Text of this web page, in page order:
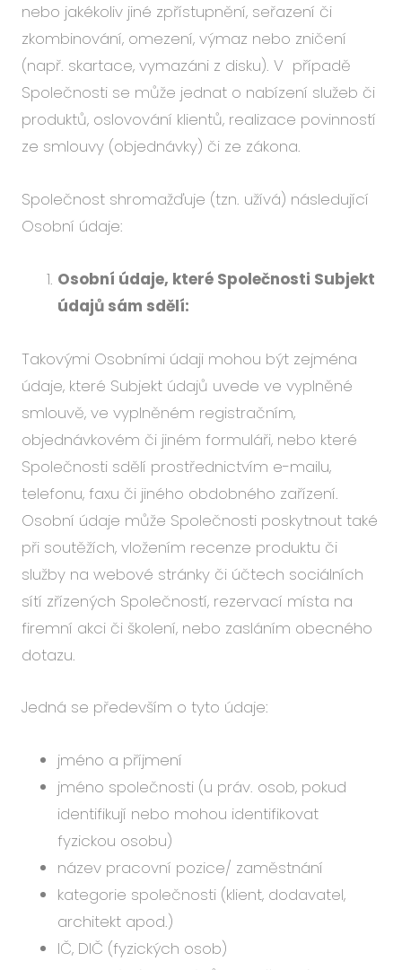
nebo jakékoliv jiné zpřístupnění, seřazení či
zkombinování, omezení, výmaz nebo zničení
(např. skartace, vymazáni z disku). V případě
Společnosti se může jednat o nabízení služeb či
produktů, oslovování klientů, realizace povinností
ze smlouvy (objednávky) či ze zákona.
Společnost shromažďuje (tzn. užívá) následující
Osobní údaje:
Osobní údaje, které Společnosti Subjekt
údajů sám sdělí:
Takovými Osobními údaji mohou být zejména
údaje, které Subjekt údajů uvede ve vyplněné
smlouvě, ve vyplněném registračním,
objednávkovém či jiném formuláři, nebo které
Společnosti sdělí prostřednictvím e-mailu,
telefonu, faxu či jiného obdobného zařízení.
Osobní údaje může Společnosti poskytnout také
při soutěžích, vložením recenze produktu či
služby na webové stránky či účtech sociálních
sítí zřízených Společností, rezervací místa na
firemní akci či školení, nebo zasláním obecného
dotazu.
Jedná se především o tyto údaje:
jméno a příjmení
jméno společnosti (u práv. osob, pokud
identifikují nebo mohou identifikovat
fyzickou osobu)
název pracovní pozice/ zaměstnání
kategorie společnosti (klient, dodavatel,
architekt apod.)
IČ, DIČ (fyzických osob)